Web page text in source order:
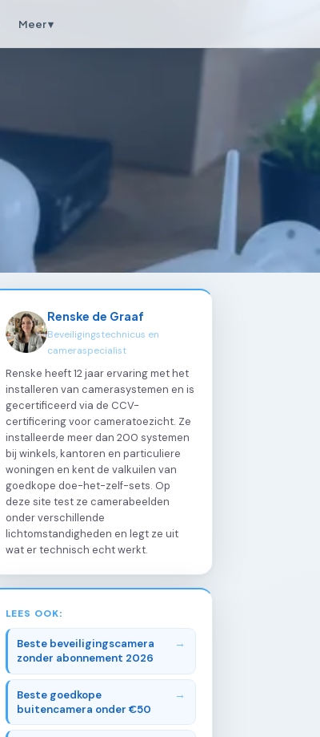
Meer ▾
Renske de Graaf
Beveiligingstechnicus en
cameraspecialist
Renske heeft 12 jaar ervaring met het
installeren van camerasystemen en is
gecertificeerd via de CCV-
certificering voor cameratoezicht. Ze
installeerde meer dan 200 systemen
bij winkels, kantoren en particuliere
woningen en kent de valkuilen van
goedkope doe-het-zelf-sets. Op
deze site test ze camerabeelden
onder verschillende
lichtomstandigheden en legt ze uit
wat er technisch echt werkt.
LEES OOK:
Beste beveiligingscamera
zonder abonnement 2026
Beste goedkope
buitencamera onder €50